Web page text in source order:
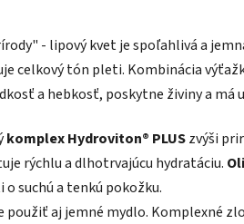
- lipový kvet je spoľahlivá a
celkový tón pleti. Kombinácia
a hebkosť, poskytne živiny a má
komplex Hydroviton® PLUSzvýši
rýchlu a dlhotrvajúcu hydratáciu.
suchú a tenkú pokožku.
použiť aj jemné mydlo. Komplexné